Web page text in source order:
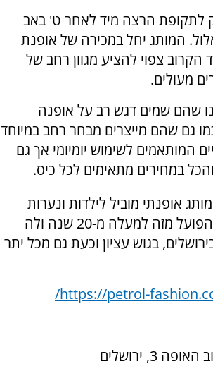
הרצה מיד לאחר ט' באב
המותג יחל במכירה של אופנת
הקרוב צפוי להציע מגוון רחב של
מעולים.
שהם שמים דגש רב על אופנה
גם שהם מייצרים מבחר רחב במיוחד
המותאמים לשימוש יומיומי אך גם
במחירים מתאימים לכל כיס.
אופנתי מוביל לילדות ונערות
במגזר הדתי לאומי הפועל מזה למעלה מ-20 שנה ולה
בגוש עציון וכעת גם מכל יתר
https://petrol-
3, ירושלים